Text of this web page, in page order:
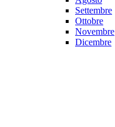
Settembre
Ottobre
Novembre
Dicembre